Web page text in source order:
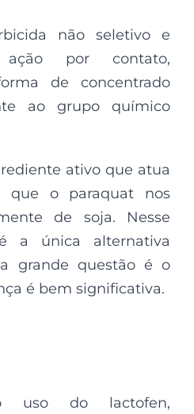
não seletivo e
por contato,
de concentrado
ao grupo químico
ativo que atua
que o paraquat nos
de soja. Nesse
a única alternativa
grande questão é o
é bem significativa.
o uso do lactofen,